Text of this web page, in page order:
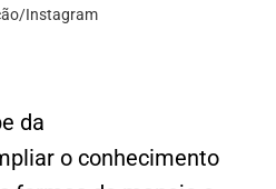
Instagram
da
o conhecimento